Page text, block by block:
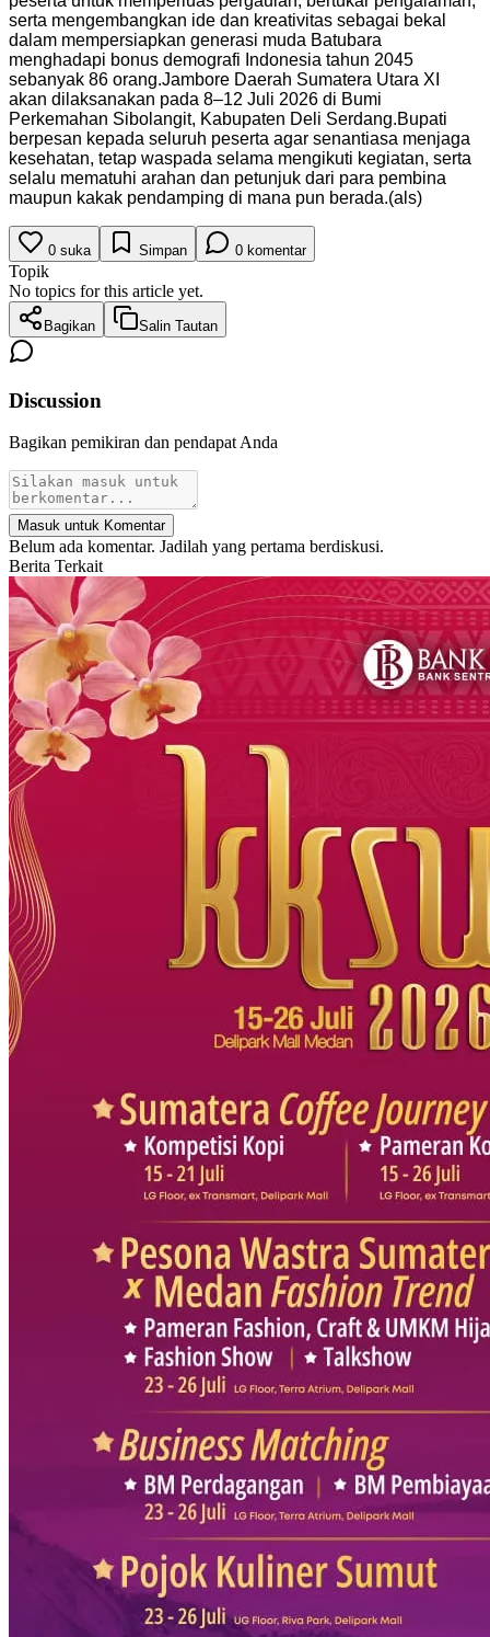
serta mengembangkan ide dan kreativitas sebagai bekal
dalam mempersiapkan generasi muda Batubara
menghadapi bonus demografi Indonesia tahun 2045
sebanyak 86 orang.Jambore Daerah Sumatera Utara XI
akan dilaksanakan pada 8–12 Juli 2026 di Bumi
Perkemahan Sibolangit, Kabupaten Deli Serdang.Bupati
berpesan kepada seluruh peserta agar senantiasa menjaga
kesehatan, tetap waspada selama mengikuti kegiatan, serta
selalu mematuhi arahan dan petunjuk dari para pembina
maupun kakak pendamping di mana pun berada.(als)
0 suka Simpan 0 komentar
Topik
No topics for this article yet.
Bagikan Salin Tautan
Discussion
Bagikan pemikiran dan pendapat Anda
Masuk untuk Komentar
Belum ada komentar. Jadilah yang pertama berdiskusi.
Berita Terkait